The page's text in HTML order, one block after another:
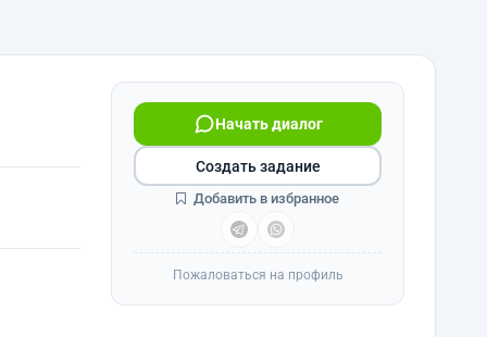
Начать диалог
Создать задание
Добавить в избранное
Пожаловаться на профиль